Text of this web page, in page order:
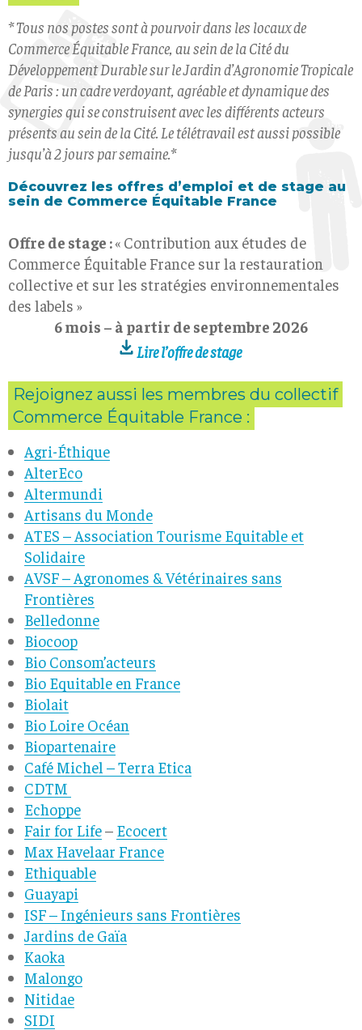
* Tous nos postes sont à pourvoir dans les locaux de
Commerce Équitable France, au sein de la Cité du
Développement Durable sur le Jardin d’Agronomie Tropicale
de Paris : un cadre verdoyant, agréable et dynamique des
synergies qui se construisent avec les différents acteurs
présents au sein de la Cité. Le télétravail est aussi possible
jusqu’à 2 jours par semaine.*
Découvrez les offres d’emploi et de stage au
sein de Commerce Équitable France
Offre de stage :« Contribution aux études de
Commerce Équitable France sur la restauration
collective et sur les stratégies environnementales
des labels »
6 mois – à partir de septembre 2026
Lire l’offre de stage
Rejoignez aussi les membres du collectif
Commerce Équitable France :
Agri-Éthique
AlterEco
Altermundi
Artisans du Monde
ATES – Association Tourisme Equitable et
Solidaire
AVSF – Agronomes & Vétérinaires sans
Frontières
Belledonne
Biocoop
Bio Consom’acteurs
Bio Equitable en France
Biolait
Bio Loire Océan
Biopartenaire
Café Michel – Terra Etica
CDTM
Echoppe
Fair for Life– Ecocert
Max Havelaar France
Ethiquable
Guayapi
ISF – Ingénieurs sans Frontières
Jardins de Gaïa
Kaoka
Malongo
Nitidae
SIDI